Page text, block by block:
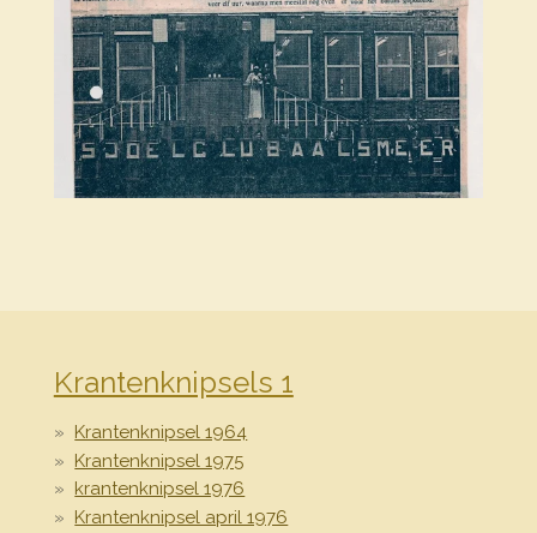
Krantenknipsels 1
Krantenknipsel 1964
Krantenknipsel 1975
krantenknipsel 1976
Krantenknipsel april 1976